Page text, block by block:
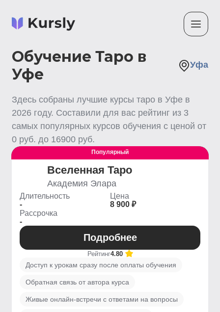
Обучение Таро в
Уфе
Уфа
Здесь собраны лучшие курсы таро в Уфе в
2026 году. Составили для вас рейтинг из 3
самых популярных курсов обучения с ценой от
0 руб. до 16900 руб.
Выгодный
Популярный
Вселенная Таро
Академия Элара
Длительность
-
Цена
8 900 ₽
Рассрочка
-
Подробнее
Рейтинг4.80
Доступ к урокам сразу после оплаты обучения
Обратная связь от автора курса
Живые онлайн-встречи с ответами на вопросы